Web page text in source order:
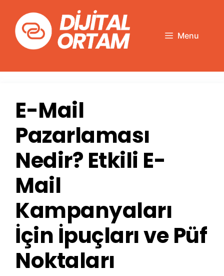
atla
Menu
E-Mail
Pazarlaması
Nedir? Etkili E-
Mail
Kampanyaları
İçin İpuçları ve Püf
Noktaları